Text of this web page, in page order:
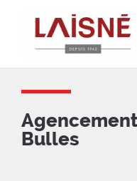
principal
Bulles